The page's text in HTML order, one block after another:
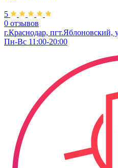
5
0 отзывов
г.Краснодар, пгт.Яблоновский,
Пн-Вс 11:00-20:00